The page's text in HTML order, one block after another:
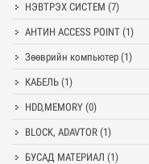
НЭВТРЭХ СИСТЕМ (7)
АНТИН ACCESS POINT (1)
Зөөврийн компьютер (1)
КАБЕЛЬ (1)
HDD,MEMORY (0)
BLOCK, ADAVTOR (1)
БУСАД МАТЕРИАЛ (1)